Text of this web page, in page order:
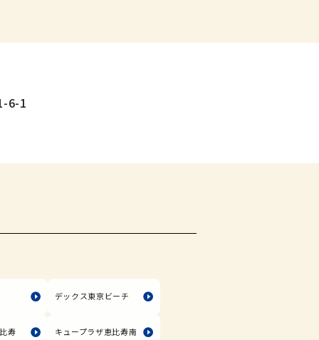
6-1
デックス東京ビーチ
寿 キュープラザ恵比寿南